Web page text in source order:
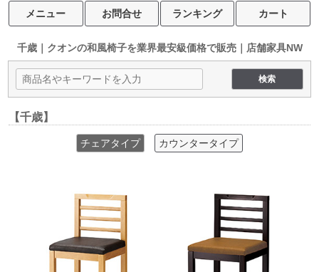
メニュー お問合せ ランキング カート
千歳｜クオンの和風椅子を業界最安級価格で販売｜店舗家具NW
【千歳】
チェアタイプ カウンタータイプ